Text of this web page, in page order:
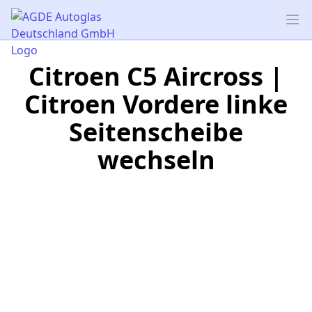
AGDE Autoglas Deutschland GmbH
Citroen C5 Aircross |
Citroen Vordere linke
Seitenscheibe
wechseln